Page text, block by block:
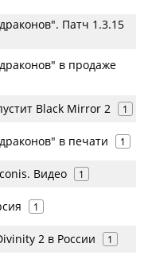
Патч 1.3.15
в продаже
Black Mirror 2 1
в печати 1
Видео 1
1
2 в России 1